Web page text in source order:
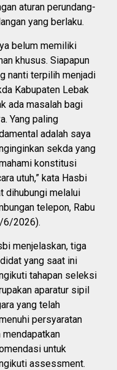
aturan perundang-
yang berlaku.
belum memiliki
khusus. Siapapun
nanti terpilih menjadi
Kabupaten Lebak
ada masalah bagi
Yang paling
adalah saya
sekda yang
konstitusi
utuh,” kata Hasbi
dihubungi melalui
telepon, Rabu
6/2026).
menjelaskan, tiga
yang saat ini
tahapan seleksi
aparatur sipil
yang telah
persyaratan
mendapatkan
untuk
assessment.